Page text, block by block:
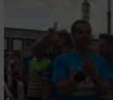
Erstellung von
Werbung
Verwendung
personalisierter